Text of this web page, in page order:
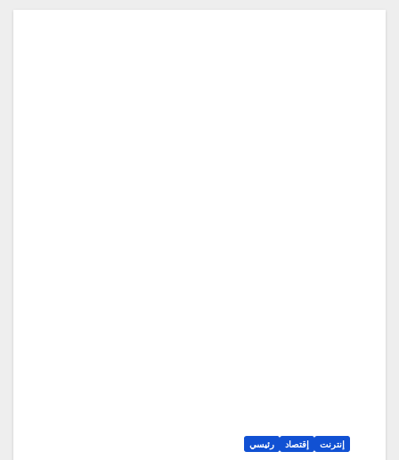
إنترنت إقتصاد رئيسي